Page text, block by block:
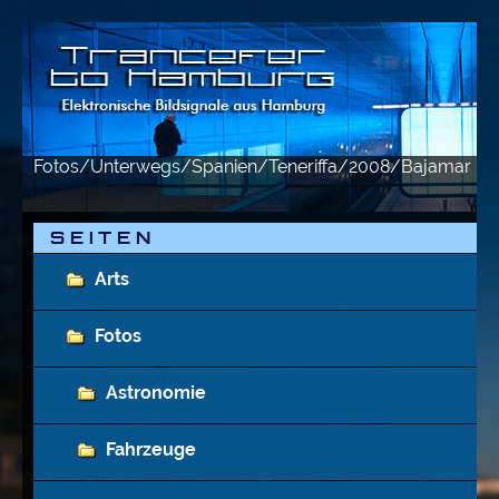
Fotos/Unterwegs/Spanien/Teneriffa/2008/Bajamar
S E I T E N
Arts
Fotos
Astronomie
Fahrzeuge